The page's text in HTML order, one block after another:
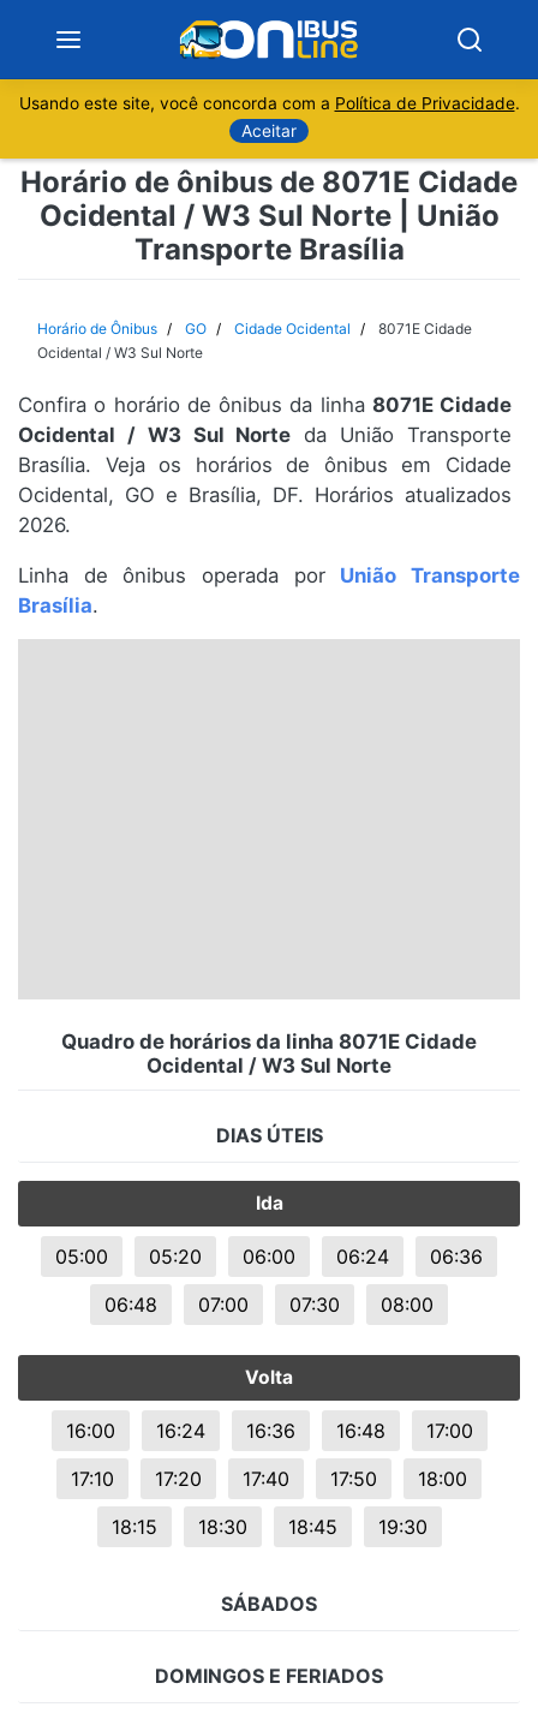
Sobre
Minas Gerais
Espírito Santo
Paraná
Santa Catarina
Usando este site, você concorda com a Política de Privacidade.
Aceitar
Horário de ônibus de 8071E Cidade
Ocidental / W3 Sul Norte | União
Transporte Brasília
Horário de Ônibus GO Cidade Ocidental
8071E Cidade
Ocidental / W3 Sul Norte
Confira o horário de ônibus da linha 8071E Cidade
Ocidental / W3 Sul Norte da União Transporte
Brasília. Veja os horários de ônibus em Cidade
Ocidental, GO e Brasília, DF. Horários atualizados
2026.
Linha de ônibus operada por União Transporte
Brasília.
Quadro de horários da linha 8071E Cidade
Ocidental / W3 Sul Norte
DIAS ÚTEIS
Ida
05:00 05:20 06:00 06:24
06:36
06:48
07:00 07:30 08:00
Volta
16:00 16:24 16:36 16:48
17:00
17:10
17:20 17:40 17:50
18:00
18:15
18:30 18:45 19:30
SÁBADOS
DOMINGOS E FERIADOS